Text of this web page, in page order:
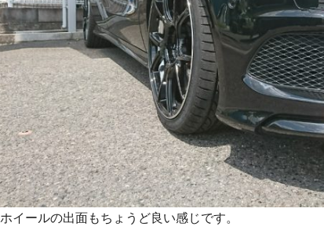
ホイールの出面もちょうど良い感じです。